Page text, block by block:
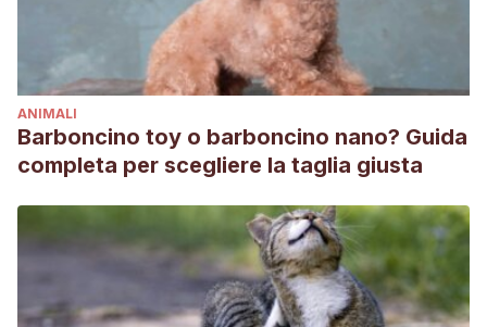
ANIMALI
Barboncino toy o barboncino nano? Guida
completa per scegliere la taglia giusta